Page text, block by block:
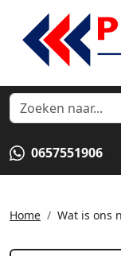
0657551906
Home Wat is ons